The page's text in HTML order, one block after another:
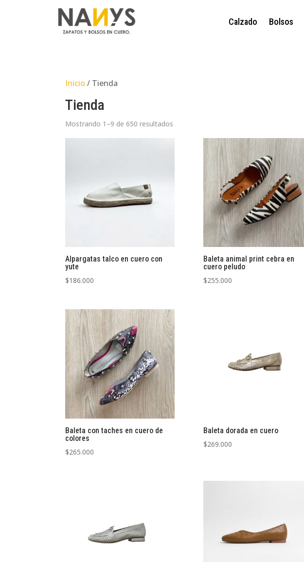
Calzado Bolsos
Inicio / Tienda
Tienda
Mostrando 1–9 de 650 resultados
Alpargatas talco en cuero con
yute
$186.000
Baleta animal print cebra en
cuero peludo
$255.000
Baleta con taches en cuero de
colores
$265.000
Baleta dorada en cuero
$269.000